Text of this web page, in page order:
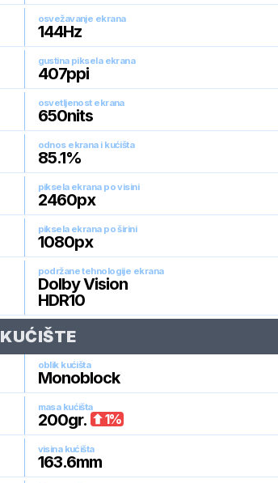
osvežavanje ekrana
144Hz
gustina piksela ekrana
407ppi
osvetljenost ekrana
650nits
odnos ekrana i kućišta
85.1%
piksela ekrana po visini
2460px
piksela ekrana po širini
1080px
podržane tehnologije ekrana
Dolby Vision
HDR10
KUĆIŠTE
oblik kućišta
Monoblock
masa kućišta
200gr. 1%
visina kućišta
163.6mm